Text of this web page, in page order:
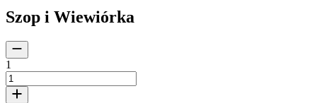
Szop i Wiewiórka
1